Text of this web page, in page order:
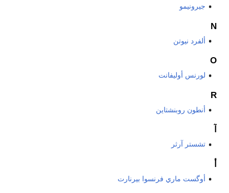
جيرونيمو
N
ألفرد نيوتن
O
لورنس أوليفانت
R
أنطون روبنشتاين
تشستر آرثر
أوگست ماري فرنسوا بيرنارت